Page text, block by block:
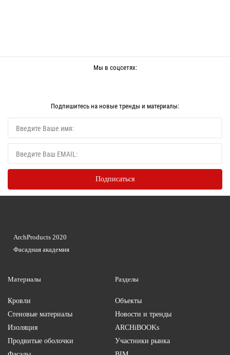
Мы в соцсетях:
Подпишитесь на новые тренды и материалы:
Материалы
Кровли
Стеновые материалы
Изоляция
Продвитые оболочки
Разделы
Объекты
Новости и тренды
ARCHiBOOKs
Участники рынка
ArchProducts 2020
Фасадная академия